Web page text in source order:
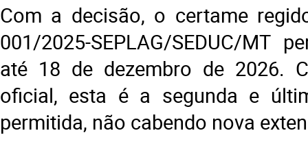
Com a decisão, o certame
001/2025-SEPLAG/SEDUC/MT
até 18 de dezembro de 2026.
oficial, esta é a segunda e
permitida, não cabendo nova